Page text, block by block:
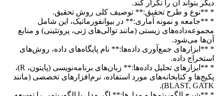
دیگر بتواند آن را تکرار کند.
* **نوع و طرح تحقیق:** توصیف کلی روش تحقیق.
* **جامعه و نمونه آماری:** در بیوانفورماتیک، این شامل
مجموعه‌داده‌های زیستی (مانند توالی‌های ژنی، پروتئینی) و منابع
آن‌ها می‌شود.
* **ابزارهای جمع‌آوری داده‌ها:** نام پایگاه‌های داده، روش‌های
استخراج داده.
* **ابزارهای تحلیل داده‌ها:** زبان‌های برنامه‌نویسی (پایتون، R)،
پکیج‌ها و کتابخانه‌های مورد استفاده، نرم‌افزارهای تخصصی (مانند
BLAST, GATK).